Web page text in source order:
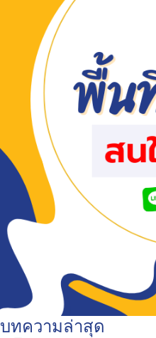
บทความล่าสุด